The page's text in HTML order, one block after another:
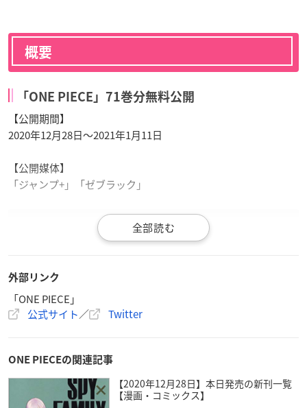
概要
「ONE PIECE」71巻分無料公開
【公開期間】
2020年12月28日〜2021年1月11日
【公開媒体】
「ジャンプ+」「ゼブラック」
皆様へ、そしてまだONEPIECEを知らない皆様へ、過去最大
ボリュームの1-71巻分を感謝の無料公開！ドレスローザ編
冒頭まで読めます！✌️年末年始はこれで決まり！
GSb03
—ONE PIECEスタッフ【公式】/ Official (@Eiichiro_Staff)
December 28, 2020
外部リンク
「ONE PIECE」
公式サイト／ Twitter
ONE PIECEの関連記事
【2020年12月28日】本日発売の新刊一覧
【漫画・コミックス】